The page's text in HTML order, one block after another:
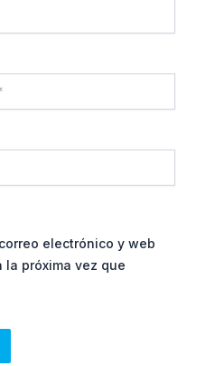
electrónico y web
la próxima vez que